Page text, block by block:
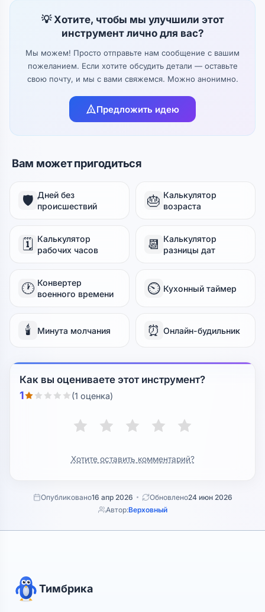
💡 Хотите, чтобы мы улучшили этот
инструмент лично для вас?
Мы можем! Просто отправьте нам сообщение с вашим
пожеланием. Если хотите обсудить детали — оставьте
свою почту, и мы с вами свяжемся. Можно анонимно.
Предложить идею
Вам может пригодиться
🛡️ Дней без
происшествий
🎂 Калькулятор
возраста
🗓️ Калькулятор
рабочих часов
📆 Калькулятор
разницы дат
🕐 Конвертер
военного времени
⏲️ Кухонный таймер
🕯️ Минута молчания ⏰ Онлайн-будильник
Как вы оцениваете этот инструмент?
1 (1 оценка)
Хотите оставить комментарий?
Опубликовано16 апр 2026 Обновлено24 июн 2026
Автор:Верховный
Тимбрика